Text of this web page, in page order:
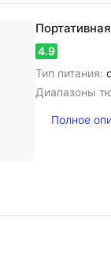
4.9
Тип питания:
Диапазоны
Полное